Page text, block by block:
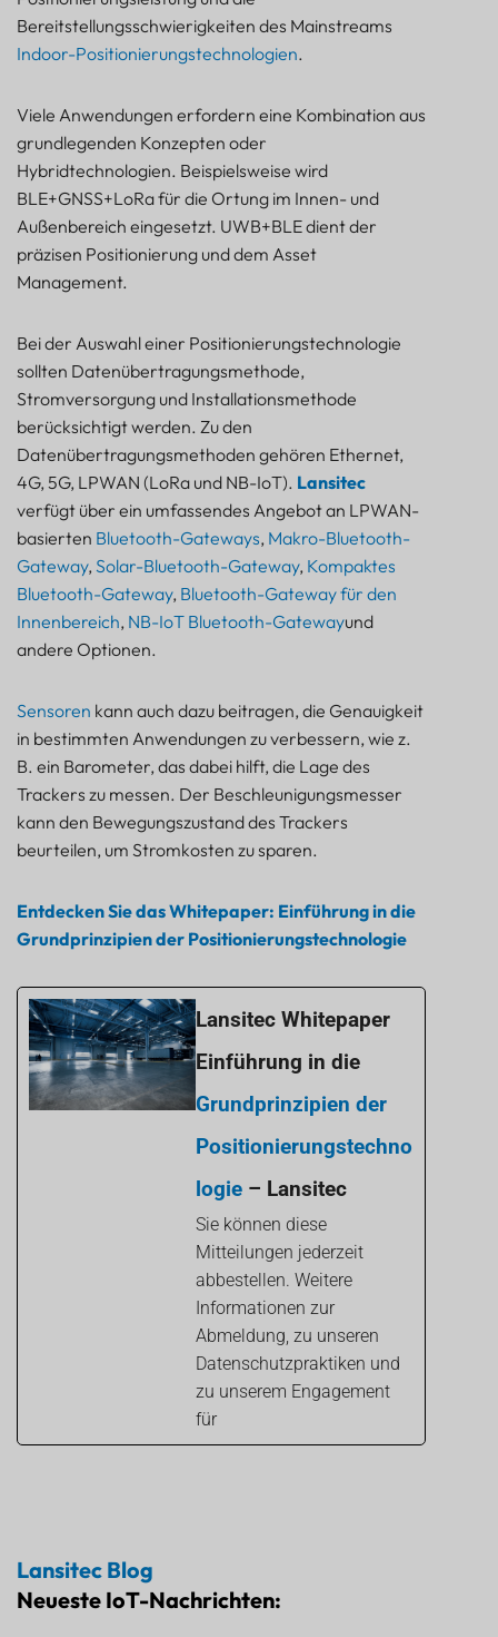
Bereitstellungsschwierigkeiten des Mainstreams
Indoor-Positionierungstechnologien.
Viele Anwendungen erfordern eine Kombination aus
grundlegenden Konzepten oder
Hybridtechnologien. Beispielsweise wird
BLE+GNSS+LoRa für die Ortung im Innen- und
Außenbereich eingesetzt. UWB+BLE dient der
präzisen Positionierung und dem Asset
Management.
Bei der Auswahl einer Positionierungstechnologie
sollten Datenübertragungsmethode,
Stromversorgung und Installationsmethode
berücksichtigt werden. Zu den
Datenübertragungsmethoden gehören Ethernet,
4G, 5G, LPWAN (LoRa und NB-IoT). Lansitec
verfügt über ein umfassendes Angebot an LPWAN-
basierten Bluetooth-Gateways, Makro-Bluetooth-
Gateway,Solar-Bluetooth-Gateway, Kompaktes
Bluetooth-Gateway, Bluetooth-Gateway für den
Innenbereich, NB-IoT Bluetooth-Gatewayund
andere Optionen.
Sensoren kann auch dazu beitragen, die Genauigkeit
in bestimmten Anwendungen zu verbessern, wie z.
B. ein Barometer, das dabei hilft, die Lage des
Trackers zu messen. Der Beschleunigungsmesser
kann den Bewegungszustand des Trackers
beurteilen, um Stromkosten zu sparen.
Entdecken Sie das Whitepaper: Einführung in die
Grundprinzipien der Positionierungstechnologie
Lansitec Whitepaper
Einführung in die
Grundprinzipien der
Positionierungstechno
logie – Lansitec
Sie können diese
Mitteilungen jederzeit
abbestellen. Weitere
Informationen zur
Abmeldung, zu unseren
Datenschutzpraktiken und
zu unserem Engagement
für
Lansitec Blog
Neueste IoT-Nachrichten: